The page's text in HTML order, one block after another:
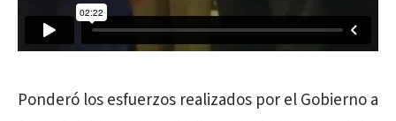
Ponderó los esfuerzos realizados por el Gobierno a